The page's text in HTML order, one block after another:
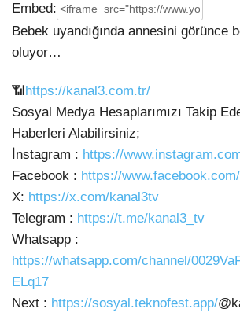
Embed:
Bebek uyandığında annesini görünce
oluyor…
📶https://kanal3.com.tr/
Sosyal Medya Hesaplarımızı Takip
Haberleri Alabilirsiniz;
İnstagram : https://
Facebook : https://
X: https://x.com/kanal3tv
Telegram : https://t.me/kanal3_tv
Whatsapp :
https://whatsapp.com/channel/
ELq17
Next : https://sosyal.teknofest.app/